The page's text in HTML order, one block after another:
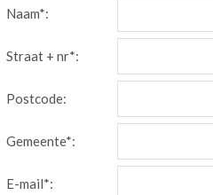
Naam*:
Straat + nr*:
Postcode:
Gemeente*:
E-mail*: